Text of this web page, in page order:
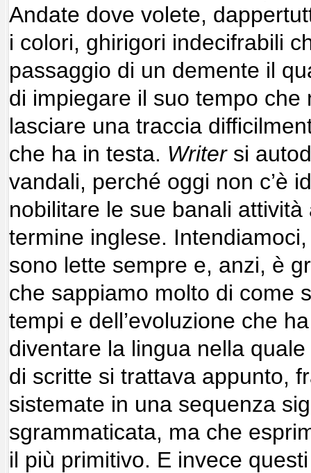
Andate dove volete,
i colori, ghirigori indecifrabili
passaggio di un demente il
di impiegare il suo tempo che
lasciare una traccia
che ha in testa. Writersi
vandali, perché oggi non c’è
nobilitare le sue banali
termine inglese.
sono lette sempre e, anzi, è
che sappiamo molto di come
tempi e dell’evoluzione che
diventare la lingua nella
di scritte si trattava appunto,
sistemate in una sequenza
sgrammaticata, ma che
il più primitivo. E invece